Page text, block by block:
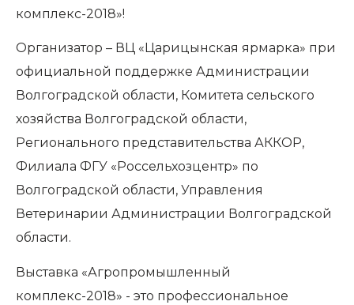
комплекс-2018»!
Организатор – ВЦ «Царицынская ярмарка» при
официальной поддержке Администрации
Волгоградской области, Комитета сельского
хозяйства Волгоградской области,
Регионального представительства АККОР,
Филиала ФГУ «Россельхозцентр» по
Волгоградской области, Управления
Ветеринарии Администрации Волгоградской
области.
Выставка «Агропромышленный
комплекс-2018» - это профессиональное